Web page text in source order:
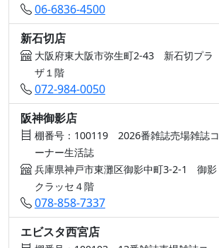
06-6836-4500
新石切店
大阪府東大阪市弥生町2-43 新石切プラ
ザ１階
072-984-0050
阪神御影店
棚番号：100119 2026番雑誌売場雑誌コ
ーナー生活誌
兵庫県神戸市東灘区御影中町3-2-1 御影
クラッセ４階
078-858-7337
エビスタ西宮店